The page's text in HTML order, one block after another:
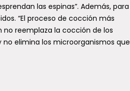
las espinas”. Además, para
“El proceso de cocción más
no reemplaza la cocción de los
elimina los microorganismos que